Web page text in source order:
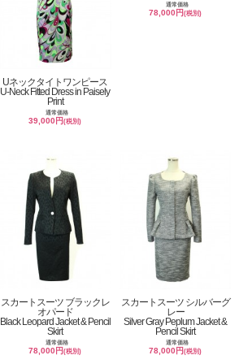
Uネックタイトワンピース
U-Neck Fitted Dress in Paisely
Print
通常価格
39,000円(税別)
通常価格
78,000円(税別)
スカートスーツ ブラックレ
オパード
Black Leopard Jacket & Pencil
Skirt
通常価格
78,000円(税別)
スカートスーツ シルバーグ
レー
Silver Gray Peplum Jacket &
Pencil Skirt
通常価格
78,000円(税別)